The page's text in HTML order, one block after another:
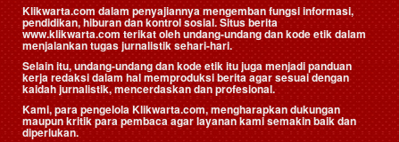
Klikwarta.com dalam penyajiannya mengemban fungsi informasi,
pendidikan, hiburan dan kontrol sosial. Situs berita
www.klikwarta.com terikat oleh undang-undang dan kode etik dalam
menjalankan tugas jurnalistik sehari-hari.
Selain itu, undang-undang dan kode etik itu juga menjadi panduan
kerja redaksi dalam hal memproduksi berita agar sesuai dengan
kaidah jurnalistik, mencerdaskan dan profesional.
Kami, para pengelola Klikwarta.com, mengharapkan dukungan
maupun kritik para pembaca agar layanan kami semakin baik dan
diperlukan.